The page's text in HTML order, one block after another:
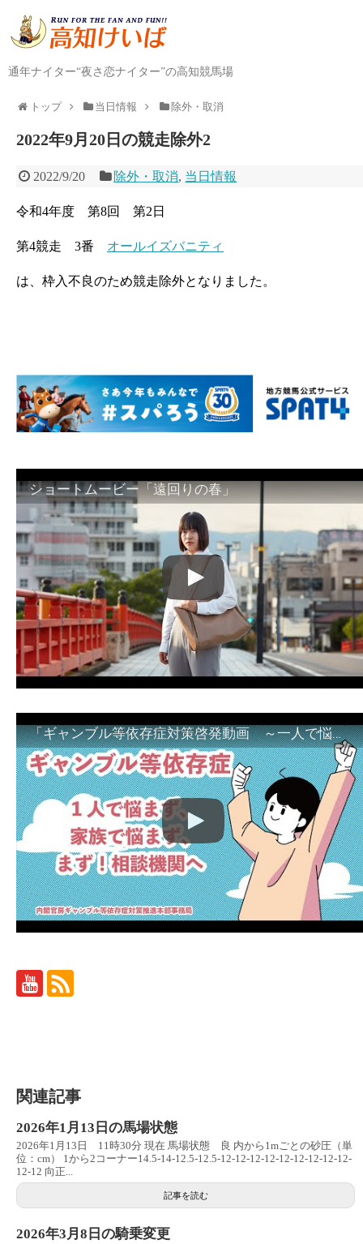
通年ナイター“夜さ恋ナイター”の高知競馬場
トップ 当日情報 除外・取消
2022年9月20日の競走除外2
2022/9/20 除外・取消, 当日情報
令和4年度 第8回 第2日
第4競走 3番 オールイズバニティ
は、枠入不良のため競走除外となりました。
ショートムービー「遠回りの春」
「ギャンブル等依存症対策啓発動画 ～一人で悩まず、家族で悩まず、まず！相談機関へ～」
関連記事
2026年1月13日の馬場状態
2026年1月13日 11時30分 現在 馬場状態 良 内から1mごとの砂圧（単
位：cm） 1から2コーナー14.5-14-12.5-12.5-12-12-12-12-12-12-12-12-12-
12-12 向正...
記事を読む
2026年3月8日の騎乗変更